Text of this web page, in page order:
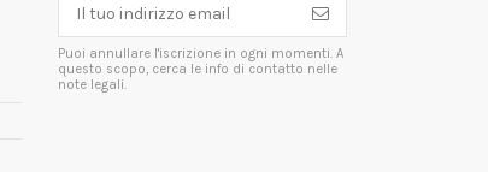
Puoi annullare l'iscrizione in ogni momenti. A
questo scopo, cerca le info di contatto nelle
note legali.